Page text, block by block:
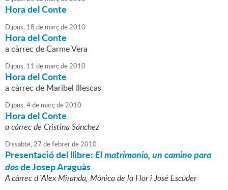
Hora del Conte
Dijous, 18 de marçde2010
Hora del Conte
a càrrec de Carme Vera
Dijous, 11 de marçde2010
Hora del Conte
a càrrec de Maribel Illescas
Dijous,4de marçde2010
Hora del Conte
a càrrec de Cristina Sánchez
Dissabte,27 defebrerde2010
Presentació del llibre:El matrimonio, un camino para
dosde Josep Araguàs
A càrrec d´Alex Miranda, Mónica de la Flor i José Escuder